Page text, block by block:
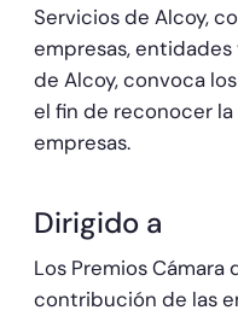
Servicios de Alcoy,
empresas,
de Alcoy, convoca
el fin de reconocer
empresas.
Dirigido a
Los Premios
contribución de las